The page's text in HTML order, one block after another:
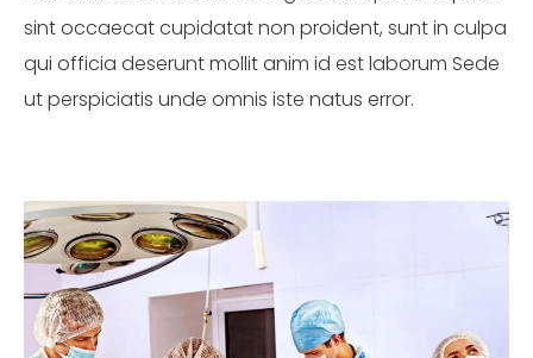
sint occaecat cupidatat non proident, sunt in culpa
qui officia deserunt mollit anim id est laborum Sede
ut perspiciatis unde omnis iste natus error.